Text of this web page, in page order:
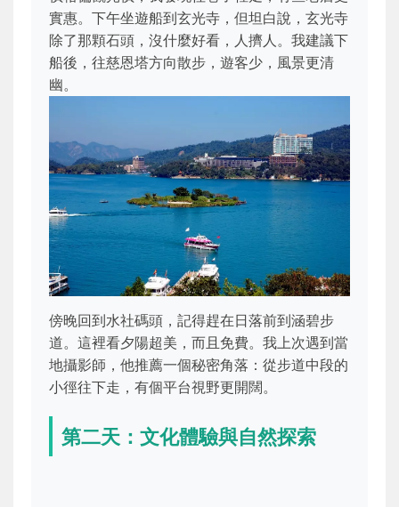
實惠。下午坐遊船到玄光寺，但坦白說，玄光寺
除了那顆石頭，沒什麼好看，人擠人。我建議下
船後，往慈恩塔方向散步，遊客少，風景更清
幽。
傍晚回到水社碼頭，記得趕在日落前到涵碧步
道。這裡看夕陽超美，而且免費。我上次遇到當
地攝影師，他推薦一個秘密角落：從步道中段的
小徑往下走，有個平台視野更開闊。
第二天：文化體驗與自然探索